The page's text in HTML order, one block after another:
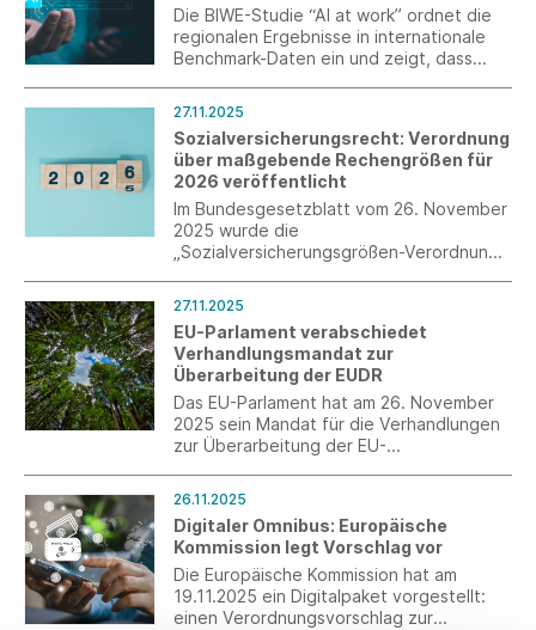
Die BIWE-Studie “AI at work” ordnet die
regionalen Ergebnisse in internationale
Benchmark-Daten ein und zeigt, dass
von Künstlicher Intelligenz profitieren,
offenbart aber auch ungenutzte
Potenziale.
27.11.2025
Sozialversicherungsrecht: Verordnung
über maßgebende Rechengrößen für
2026 veröffentlicht
Im Bundesgesetzblatt vom 26. November
2025 wurde die
„Sozialversicherungsgrößen-Verordnung
27.11.2025
EU-Parlament verabschiedet
Verhandlungsmandat zur
Überarbeitung der EUDR
Das EU-Parlament hat am 26. November
2025 sein Mandat für die Verhandlungen
zur Überarbeitung der EU-
Ratsvorschlag vom 19. November 2025
weitestgehend angeschlossen.
26.11.2025
Digitaler Omnibus: Europäische
Kommission legt Vorschlag vor
Die Europäische Kommission hat am
19.11.2025 ein Digitalpaket vorgestellt:
einen Verordnungsvorschlag zur